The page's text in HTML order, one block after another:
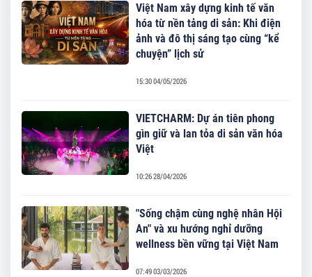
Việt Nam xây dựng kinh tế văn
hóa từ nền tảng di sản: Khi điện
ảnh và đô thị sáng tạo cùng “kể
chuyện” lịch sử
15:30 04/05/2026
VIETCHARM: Dự án tiên phong
gìn giữ và lan tỏa di sản văn hóa
Việt
10:26 28/04/2026
"Sống chậm cùng nghệ nhân Hội
An" và xu hướng nghỉ dưỡng
wellness bền vững tại Việt Nam
07:49 03/03/2026